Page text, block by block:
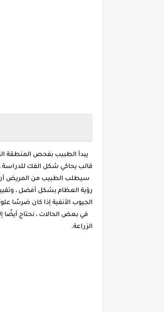
يبدأ الطبيب بفحص المنطقة
قالب يحاكي شكل الفك للدراسة
سيطلب الطبيب من المريض أن
رؤية العظام بشكل أفضل ،
الجيوب الأنفية إذا كان ضرسًا
في بعض الحالات ، نحتاج
الزراعة.